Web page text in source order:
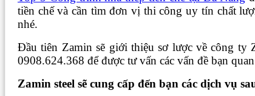
tiền chế và cần tìm đơn vị thi công uy tín chất
nhé.
Đầu tiên Zamin sẽ giới thiệu sơ lược về công ty
0908.624.368 để được tư vấn các vấn đề bạn
Zamin steel sẽ cung cấp đến bạn các dịch vụ